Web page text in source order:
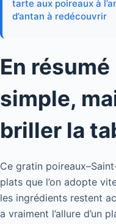
tarte aux poireaux à
d’antan à redécouvrir
En
simple,
briller la
Ce gratin
plats que l’on adopte
les ingrédients restent
a vraiment l’allure d’un